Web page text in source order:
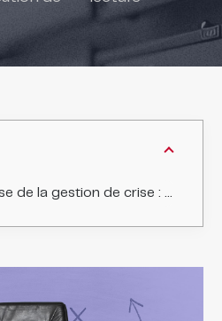
gestion de crise : la cellule de crise